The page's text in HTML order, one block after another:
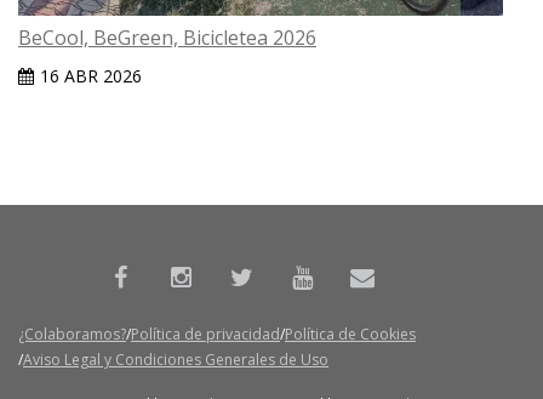
BeCool, BeGreen, Bicicletea 2026
16 ABR 2026
¿Colaboramos? Política de privacidad Política de Cookies
Aviso Legal y Condiciones Generales de Uso